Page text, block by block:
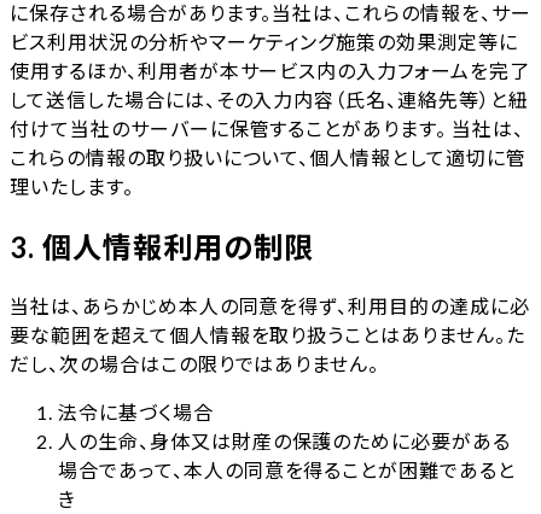
に保存される場合があります。当社は、これらの情報を、サー
ビス利用状況の分析やマーケティング施策の効果測定等に
使用するほか、利用者が本サービス内の入力フォームを完了
して送信した場合には、その入力内容（氏名、連絡先等）と紐
付けて当社のサーバーに保管することがあります。 当社は、
これらの情報の取り扱いについて、個人情報として適切に管
理いたします。
3. 個人情報利用の制限
当社は、あらかじめ本人の同意を得ず、利用目的の達成に必
要な範囲を超えて個人情報を取り扱うことはありません。た
だし、次の場合はこの限りではありません。
法令に基づく場合
人の生命、身体又は財産の保護のために必要がある
場合であって、本人の同意を得ることが困難であると
き